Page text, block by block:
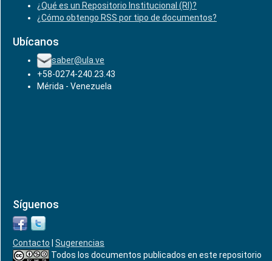
¿Qué es un Repositorio Institucional (RI)?
¿Cómo obtengo RSS por tipo de documentos?
Ubícanos
saber@ula.ve
+58-0274-240.23.43
Mérida - Venezuela
Síguenos
Contacto
Sugerencias
Todos los documentos publicados en este repositorio